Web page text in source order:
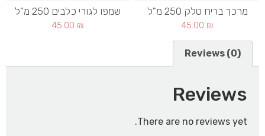
מרכך בריח טלק 250 מ"ל
45.00 ₪
שמפו לגורי כלבים 250 מ"ל
45.00 ₪
Reviews (0)
Reviews
There are no reviews yet.